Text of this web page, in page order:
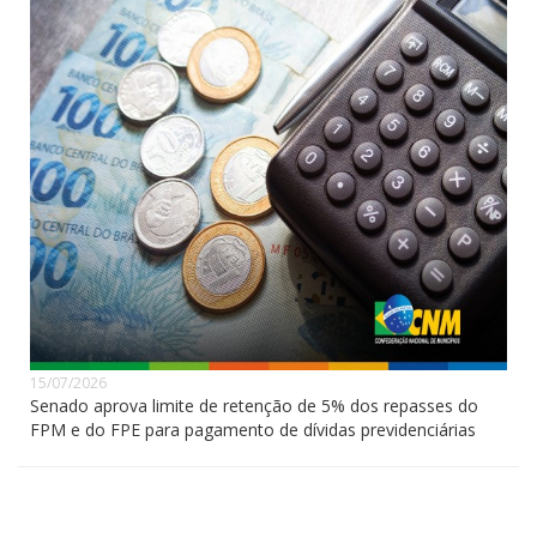
15/07/2026
Senado aprova limite de retenção de 5% dos repasses do
FPM e do FPE para pagamento de dívidas previdenciárias